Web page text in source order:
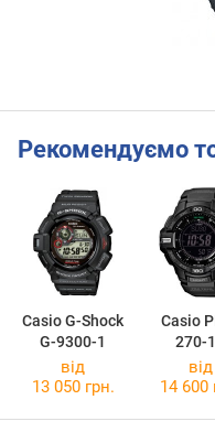
Рекомендуємо
Casio G-Shock
G-9300-1
Casio
270-
від
13 050 грн.
від
14 600